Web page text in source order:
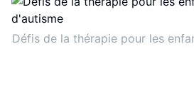
Défis de la thérapie pour les